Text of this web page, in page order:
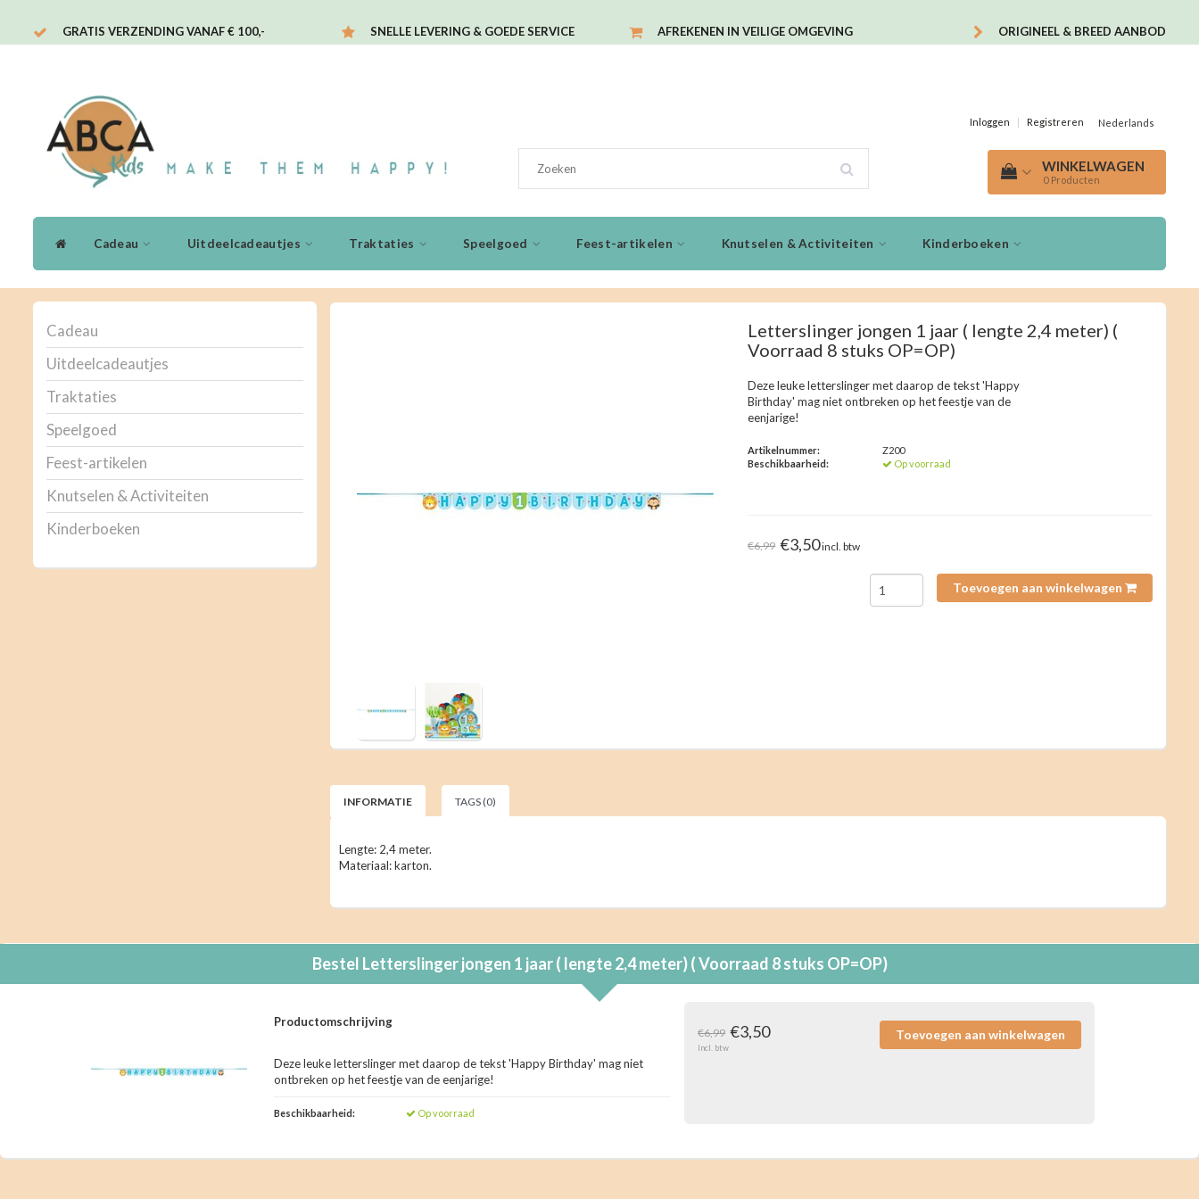
GRATIS VERZENDING VANAF € 100,- SNELLE LEVERING & GOEDE SERVICE AFREKENEN IN VEILIGE OMGEVING ORIGINEEL & BREED AANBOD
Inloggen | Registreren Nederlands
WINKELWAGEN
0 Producten
Cadeau Uitdeelcadeautjes Traktaties Speelgoed Feest-artikelen Knutselen & Activiteiten Kinderboeken
Cadeau
Uitdeelcadeautjes
Traktaties
Speelgoed
Feest-artikelen
Knutselen & Activiteiten
Kinderboeken
Letterslinger jongen 1 jaar ( lengte 2,4 meter) (
Voorraad 8 stuks OP=OP)
Deze leuke letterslinger met daarop de tekst 'Happy
Birthday' mag niet ontbreken op het feestje van de
eenjarige!
Artikelnummer:
Z200
Beschikbaarheid:
Op voorraad
€6,99 €3,50incl. btw
Toevoegen aan winkelwagen
INFORMATIE TAGS (0)
Lengte: 2,4 meter.
Materiaal: karton.
Bestel Letterslinger jongen 1 jaar ( lengte 2,4 meter) ( Voorraad 8 stuks OP=OP)
Productomschrijving
Deze leuke letterslinger met daarop de tekst 'Happy Birthday' mag niet
ontbreken op het feestje van de eenjarige!
Beschikbaarheid: Op voorraad
€6,99 €3,50
Incl. btw